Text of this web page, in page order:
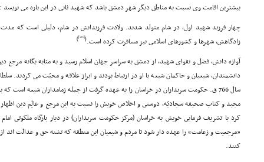
بیشترین اقامت وى نسبت به مناطق دیگر شهر دمشق باشد که شهید ثانى در این باره مى نویسد :
چهار فرزند شهید اول، در شام متولد شدند. ولادت فرزندانش در شام، دلیلى است که مدت
زادگاهش، شهرها و کشورهاى اسلامى نیز مسافرت کرده است.(
[20]
)
آوازه دانش، فضل و تقواى شهید، از دمشق به سراسر جهان اسلام رسید و به مثابه یگانه
دانشمندان، شیعیان و حاکمان شیعه با او در ارتباط بودند و ابراز علاقه و محبّت مى کردند.
سال 766 ق. حکومت سربداران در خراسان را به عهده گرفت از جمله زمامداران شیعه است
مجید و کتاب صحیفه سجادیّه، دوستى و اخلاص خویش را نسبت به این مرجع و عالِم دین
کرد با تشریف فرمایى خویش به خراسان (مرکز حکومت سربداران) در دیار بارگاه ملکوتى
«مرجعیت و زعامت» را عهده دار شود تا مردم و شیعیان این منطقه که تشنه حق و عدالت اند
کنند.